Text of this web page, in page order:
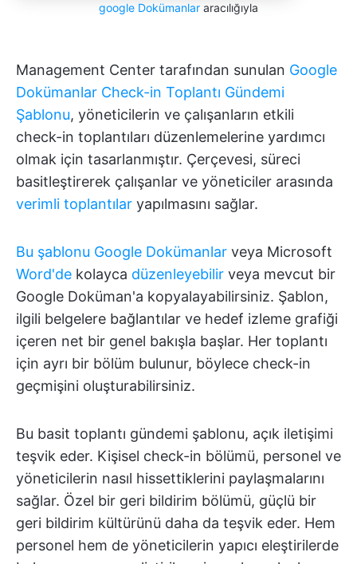
google Dokümanlar aracılığıyla
Management Center tarafından sunulan Google
Dokümanlar Check-in Toplantı Gündemi
Şablonu, yöneticilerin ve çalışanların etkili
check-in toplantıları düzenlemelerine yardımcı
olmak için tasarlanmıştır. Çerçevesi, süreci
basitleştirerek çalışanlar ve yöneticiler arasında
verimli toplantılar yapılmasını sağlar.
Bu şablonu Google Dokümanlar veya Microsoft
Word'de kolayca düzenleyebilir veya mevcut bir
Google Doküman'a kopyalayabilirsiniz. Şablon,
ilgili belgelere bağlantılar ve hedef izleme grafiği
içeren net bir genel bakışla başlar. Her toplantı
için ayrı bir bölüm bulunur, böylece check-in
geçmişini oluşturabilirsiniz.
Bu basit toplantı gündemi şablonu, açık iletişimi
teşvik eder. Kişisel check-in bölümü, personel ve
yöneticilerin nasıl hissettiklerini paylaşmalarını
sağlar. Özel bir geri bildirim bölümü, güçlü bir
geri bildirim kültürünü daha da teşvik eder. Hem
personel hem de yöneticilerin yapıcı eleştirilerde